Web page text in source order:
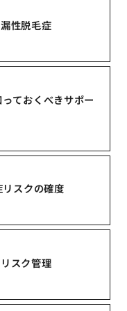
性脱毛症
ておくべきサポー
スクの確度
スク管理